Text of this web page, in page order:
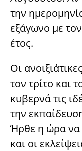
την
εξάγωνο με
έτος.
Οι
τον τρίτο και
κυβερνά τις
την
Ήρθε η ώρα να
και οι